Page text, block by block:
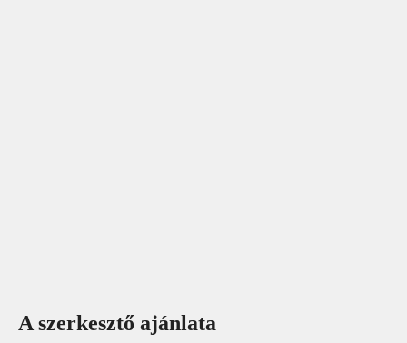
A szerkesztő ajánlata